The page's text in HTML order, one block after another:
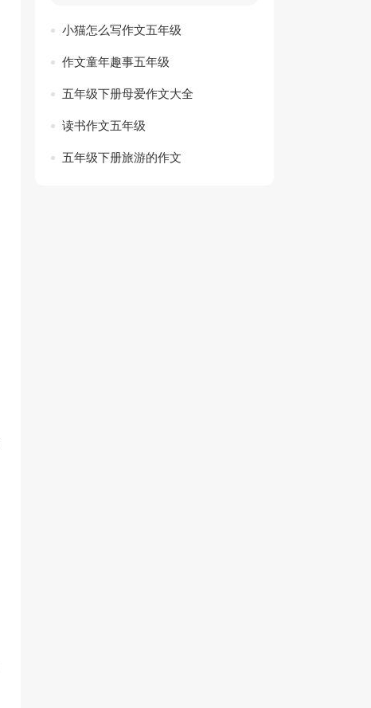
小猫怎么写作文五年级
作文童年趣事五年级
五年级下册母爱作文大全
读书作文五年级
五年级下册旅游的作文